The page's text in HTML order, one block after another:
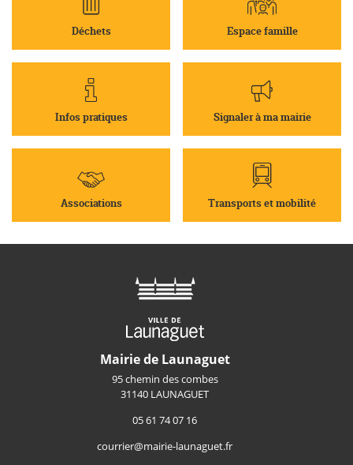
Déchets Espace famille
Infos pratiques Signaler à ma mairie
Associations Transports et mobilité
Mairie de Launaguet
95 chemin des combes
31140 LAUNAGUET
05 61 74 07 16
courrier@mairie-launaguet.fr